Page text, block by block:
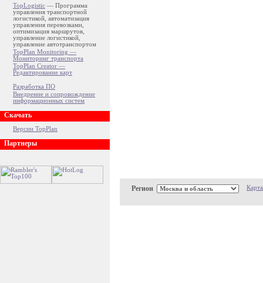
TopLogistic — Программа
управления транспортной
логистикой, автоматизация
управления перевозками,
оптимизация маршрутов,
управление логистикой,
управление автотранспортом
TopPlan Monitoring —
Мониторинг транспорта
TopPlan Creator —
Редактирование карт
Разработка ПО
Внедрение и сопровождение
информационных систем
Скачать
Версии TopPlan
Партнеры
Регион Карта